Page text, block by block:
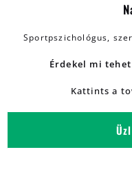
Sportpszichológus,
Érdekel mi
Kattints a